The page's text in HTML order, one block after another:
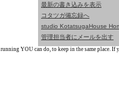
最新の書き込みを表示
コタツガ備忘録へ
studio KotatsugaHouse
管理担当者にメールを出す
YOU can do, to keep in the same place.